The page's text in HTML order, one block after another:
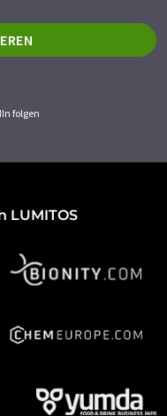
folgen
LUMITOS